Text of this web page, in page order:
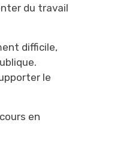
du travail
difficile,
le
en